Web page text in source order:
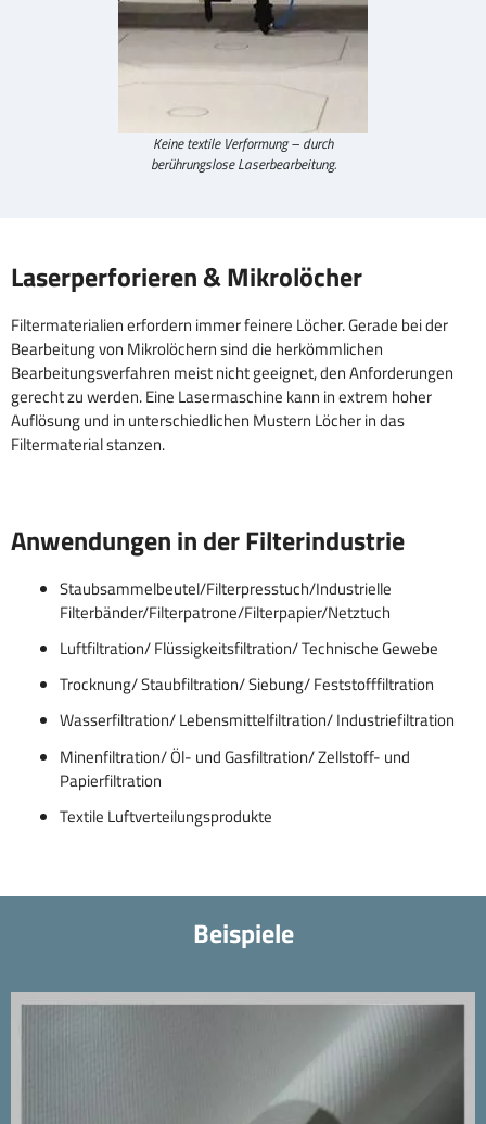
Keine textile Verformung – durch
berührungslose Laserbearbeitung.
Laserperforieren & Mikrolöcher
Filtermaterialien erfordern immer feinere Löcher. Gerade bei der
Bearbeitung von Mikrolöchern sind die herkömmlichen
Bearbeitungsverfahren meist nicht geeignet, den Anforderungen
gerecht zu werden. Eine Lasermaschine kann in extrem hoher
Auflösung und in unterschiedlichen Mustern Löcher in das
Filtermaterial stanzen.
Anwendungen in der Filterindustrie
Staubsammelbeutel/Filterpresstuch/Industrielle
Filterbänder/Filterpatrone/Filterpapier/Netztuch
Luftfiltration/ Flüssigkeitsfiltration/ Technische Gewebe
Trocknung/ Staubfiltration/ Siebung/ Feststofffiltration
Wasserfiltration/ Lebensmittelfiltration/ Industriefiltration
Minenfiltration/ Öl- und Gasfiltration/ Zellstoff- und
Papierfiltration
Textile Luftverteilungsprodukte
Beispiele